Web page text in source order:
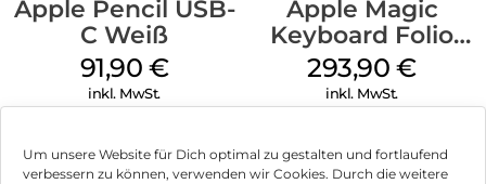
Um unsere Website für Dich optimal zu gestalten und fortlaufend
verbessern zu können, verwenden wir Cookies. Durch die weitere
Apple Pencil USB-
C Weiß
91,90 €
inkl. MwSt.
Apple Magic
Keyboard Folio
iPad 10.9″ (10.Gen.)
Weiß
293,90€
inkl. MwSt.